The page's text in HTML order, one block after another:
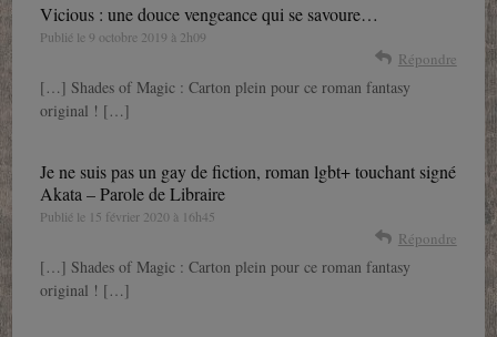
Vicious : une douce vengeance qui se savoure…
Publié le 9 octobre 2019 à 2h09
Répondre
[…] Shades of Magic : Carton plein pour ce roman fantasy
original ! […]
Je ne suis pas un gay de fiction, roman lgbt+ touchant signé
Akata – Parole de Libraire
Publié le 15 février 2020 à 16h45
Répondre
[…] Shades of Magic : Carton plein pour ce roman fantasy
original ! […]